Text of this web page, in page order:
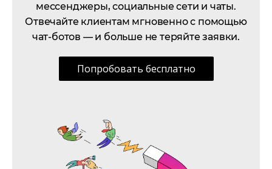
мессенджеры, социальные сети и чаты.
Отвечайте клиентам мгновенно с помощью
чат-ботов — и больше не теряйте заявки.
Попробовать бесплатно